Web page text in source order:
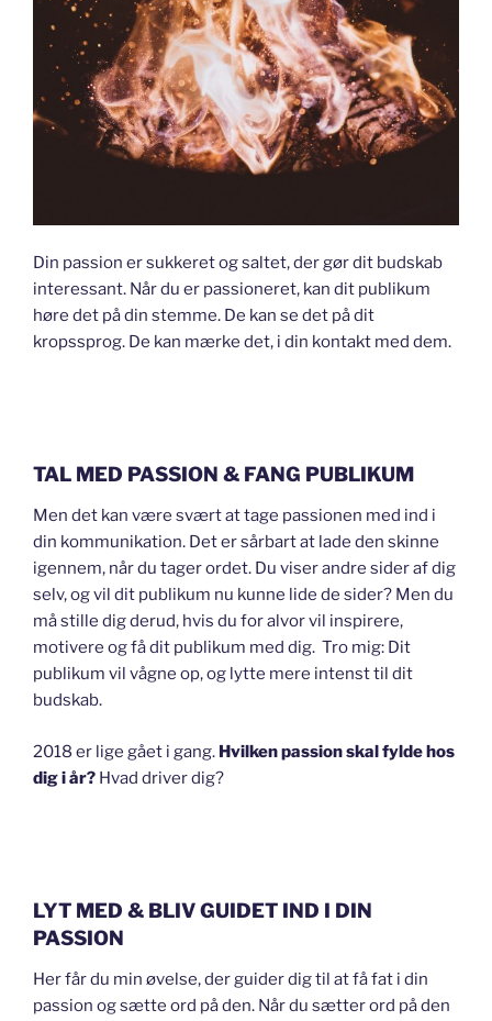
Din passion er sukkeret og saltet, der gør dit budskab
interessant. Når du er passioneret, kan dit publikum
høre det på din stemme. De kan se det på dit
kropssprog. De kan mærke det, i din kontakt med dem.
TAL MED PASSION & FANG PUBLIKUM
Men det kan være svært at tage passionen med ind i
din kommunikation. Det er sårbart at lade den skinne
igennem, når du tager ordet. Du viser andre sider af dig
selv, og vil dit publikum nu kunne lide de sider? Men du
må stille dig derud, hvis du for alvor vil inspirere,
motivere og få dit publikum med dig. Tro mig: Dit
publikum vil vågne op, og lytte mere intenst til dit
budskab.
2018 er lige gået i gang. Hvilken passion skal fylde hos
dig i år? Hvad driver dig?
LYT MED & BLIV GUIDET IND I DIN
PASSION
Her får du min øvelse, der guider dig til at få fat i din
passion og sætte ord på den. Når du sætter ord på den